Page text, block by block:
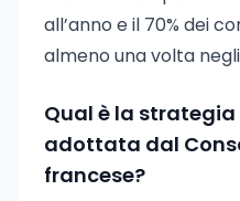
all’anno e il 70% dei
almeno una volta
Qual è la
adottata dal
francese?